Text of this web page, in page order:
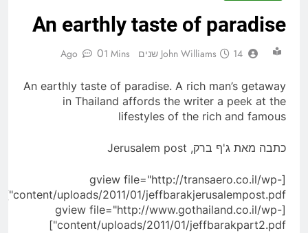
An earthly taste of paradise
John Williams 14 שנים Ago 01 Mins
An earthly taste of paradise. A rich man’s getaway
in Thailand affords the writer a peek at the
lifestyles of the rich and famous
כתבה מאת ג'ף ברק, Jerusalem post
[gview file="http://transaero.co.il/wp-
content/uploads/2011/01/jeffbarakjerusalempost.pdf"]
[gview file="http:/
/www.gothailand.co.il/wp-
content/uploads/2011/01/jeffbarakpart2.pdf"]